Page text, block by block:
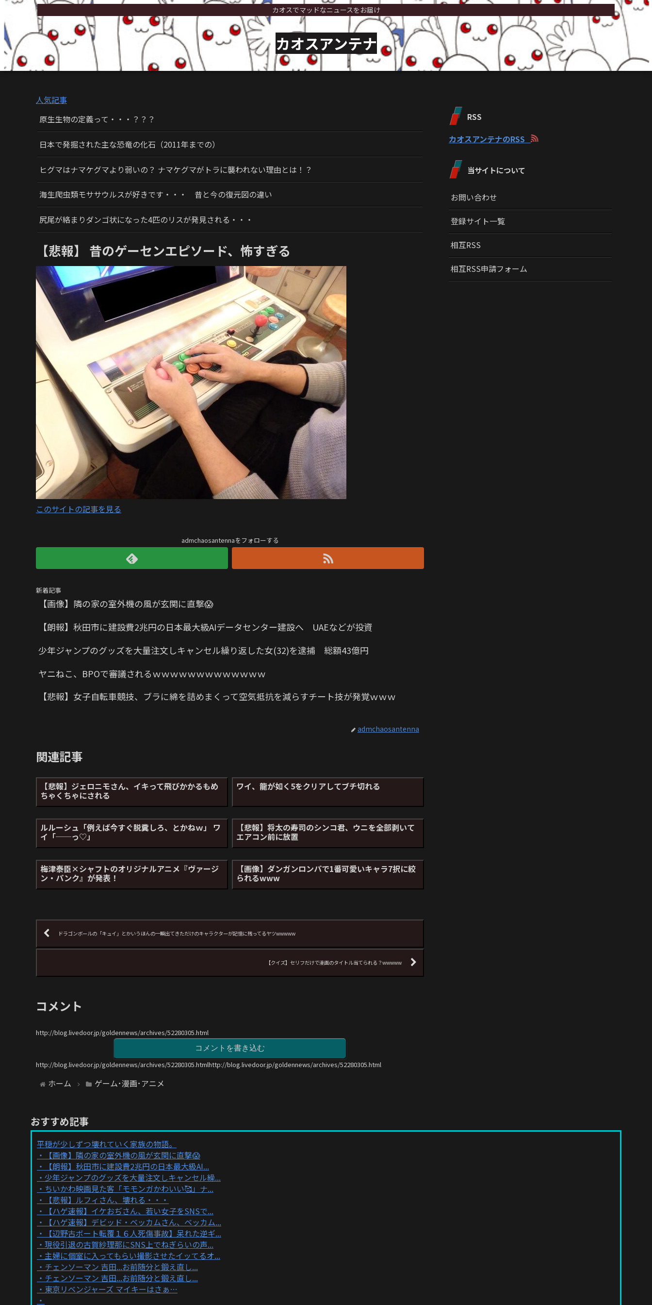
カオスでマッドなニュースをお届け
カオスアンテナ
人気記事
原生生物の定義って・・・？？？
日本で発掘された主な恐竜の化石（2011年までの）
ヒグマはナマケグマより弱いの？ ナマケグマがトラに襲われない理由とは！？
海生爬虫類モササウルスが好きです・・・ 昔と今の復元図の違い
尻尾が絡まりダンゴ状になった4匹のリスが発見される・・・
【悲報】 昔のゲーセンエピソード、怖すぎる
このサイトの記事を見る
admchaosantennaをフォローする
新着記事
【画像】隣の家の室外機の風が玄関に直撃😱
【朗報】秋田市に建設費2兆円の日本最大級AIデータセンター建設へ UAEなどが投資
少年ジャンプのグッズを大量注文しキャンセル繰り返した女(32)を逮捕 総額43億円
ヤニねこ、BPOで審議されるｗｗｗｗｗｗｗｗｗｗｗｗｗ
【悲報】女子自転車競技、ブラに綿を詰めまくって空気抵抗を減らすチート技が発覚ｗｗｗ
admchaosantenna
関連記事
【悲報】ジェロニモさん、イキって飛びかかるもめ
ちゃくちゃにされる
ワイ、龍が如く5をクリアしてブチ切れる
ルルーシュ「例えば今すぐ脱糞しろ、とかねｗ」 ワ
イ「──っ♡」
【悲報】将太の寿司のシンコ君、ウニを全部剥いて
エアコン前に放置
梅津泰臣×シャフトのオリジナルアニメ『ヴァージ
ン・パンク』が発表！
【画像】ダンガンロンパで1番可愛いキャラ7択に絞
られるwww
ドラゴンボールの「キュイ」とかいうほんの一瞬出てきただけのキャラクターが記憶に残ってるヤツwwwww
【クイズ】セリフだけで漫画のタイトル当てられる？wwwww
コメント
http://blog.livedoor.jp/goldennews/archives/52280305.html
コメントを書き込む
http://blog.livedoor.jp/goldennews/archives/52280305.htmlhttp://blog.livedoor.jp/goldennews/archives/52280305.html
ホーム ゲーム･漫画･アニメ
RSS
カオスアンテナのRSS
当サイトについて
お問い合わせ
登録サイト一覧
相互RSS
相互RSS申請フォーム
おすすめ記事
平穏が少しずつ壊れていく家族の物語。
【画像】隣の家の室外機の風が玄関に直撃😱
【朗報】秋田市に建設費2兆円の日本最大級AI...
少年ジャンプのグッズを大量注文しキャンセル繰...
ちいかわ映画見た客「モモンガかわいい🥰」ナ...
【悲報】ルフィさん、壊れる・・・
【ハゲ速報】イケおぢさん、若い女子をSNSで...
【ハゲ速報】デビッド・ベッカムさん、ベッカム...
【辺野古ボート転覆１６人死傷事故】呆れた逆ギ...
現役引退の古賀紗理那にSNS上でねぎらいの声...
主婦に個室に入ってもらい撮影させたイッてるオ...
チェンソーマン 吉田...お前随分と鍛え直し...
チェンソーマン 吉田...お前随分と鍛え直し...
東京リベンジャーズ マイキーはさぁ…